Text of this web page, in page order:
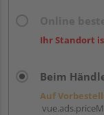
Ihr Standort
Beim
Auf